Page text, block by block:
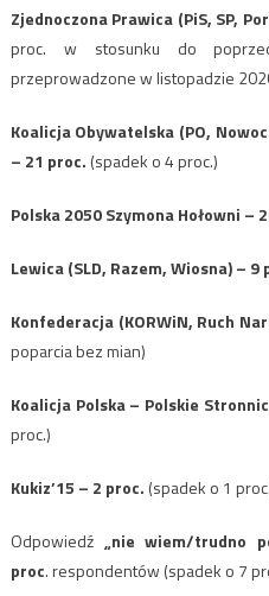
Zjednoczona Prawica (PiS, SP,
proc. w stosunku do
przeprowadzone w listopadzie
Koalicja Obywatelska (PO,
– 21 proc. (spadek o 4 proc.)
Polska 2050 Szymona Hołowni –
Lewica (SLD, Razem, Wiosna) – 9
Konfederacja (KORWiN, Ruch
poparcia bez mian)
Koalicja Polska – Polskie
proc.)
Kukiz’15 – 2 proc. (spadek o 1
Odpowiedź „nie wiem/trudno
proc. respondentów (spadek o 7